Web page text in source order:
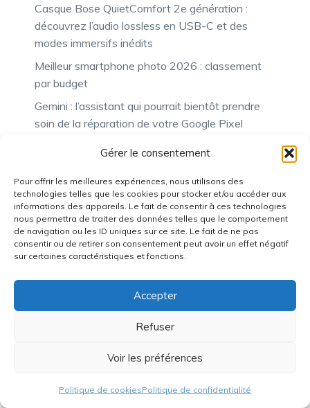
Gérer le consentement
Pour offrir les meilleures expériences, nous utilisons des
technologies telles que les cookies pour stocker et/ou accéder aux
informations des appareils. Le fait de consentir à ces technologies
nous permettra de traiter des données telles que le comportement
de navigation ou les ID uniques sur ce site. Le fait de ne pas
consentir ou de retirer son consentement peut avoir un effet négatif
sur certaines caractéristiques et fonctions.
Accepter
Refuser
Voir les préférences
Politique de cookiesPolitique de confidentialité
Casque Bose QuietComfort 2e génération :
découvrez l’audio lossless en USB-C et des
modes immersifs inédits
Meilleur smartphone photo 2026 : classement
par budget
Gemini : l’assistant qui pourrait bientôt prendre
soin de la réparation de votre Google Pixel
Une nouvelle fuite massive de la Pixel Watch 5
santé…
Vous pourriez aimer:
Meilleur ventirad pour
Test LC Power